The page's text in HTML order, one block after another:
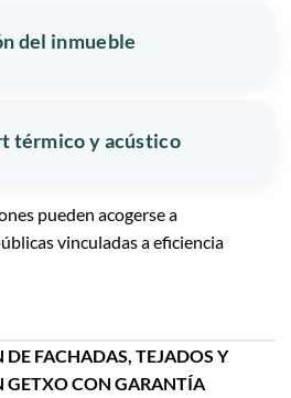
del inmueble
térmico y acústico
pueden acogerse a
vinculadas a eficiencia
FACHADAS, TEJADOS Y
GETXO CON GARANTÍA